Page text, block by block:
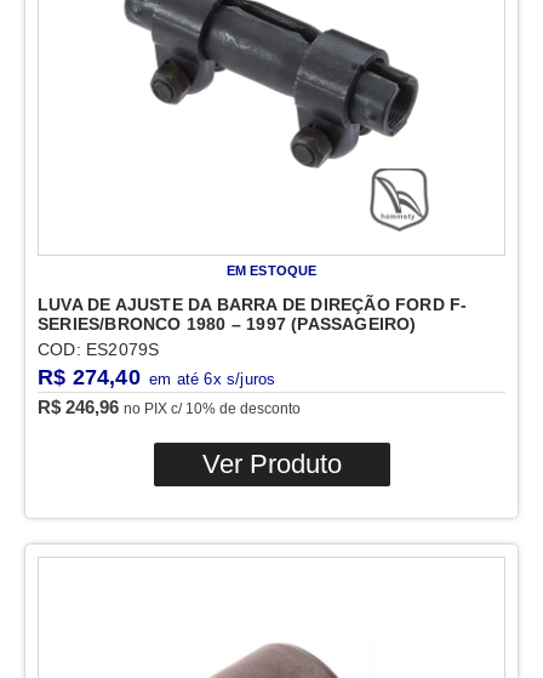
EM ESTOQUE
LUVA DE AJUSTE DA BARRA DE DIREÇÃO FORD F-
SERIES/BRONCO 1980 – 1997 (PASSAGEIRO)
COD: ES2079S
R$ 274,40
R$ 246,96 no PIX c/ 10% de desconto
Ver Produto